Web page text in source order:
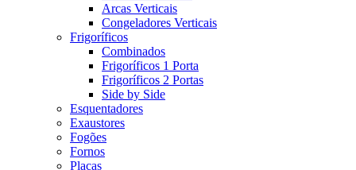
Arcas Verticais
Congeladores Verticais
Frigoríficos
Combinados
Frigoríficos 1 Porta
Frigoríficos 2 Portas
Side by Side
Esquentadores
Exaustores
Fogões
Fornos
Placas